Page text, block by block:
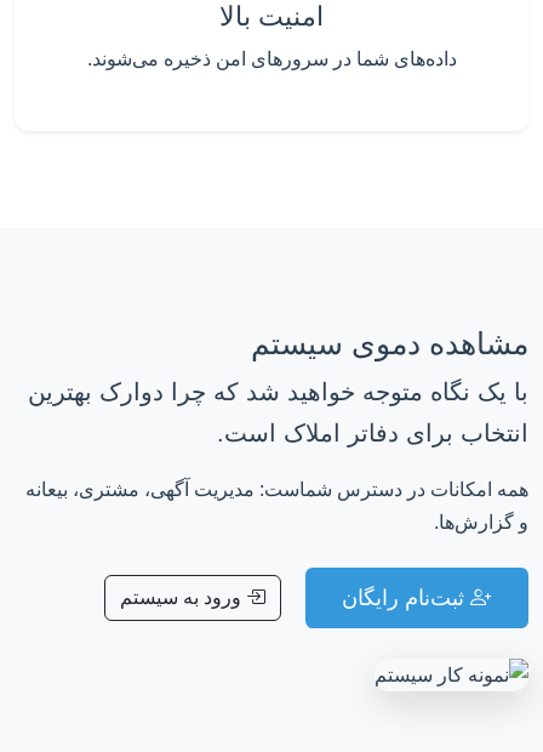
امنیت بالا
داده‌های شما در سرورهای امن ذخیره می‌شوند.
مشاهده دموی سیستم
با یک نگاه متوجه خواهید شد که چرا دوارک بهترین
انتخاب برای دفاتر املاک است.
همه امکانات در دسترس شماست: مدیریت آگهی، مشتری، بیعانه
و گزارش‌ها.
ثبت‌نام رایگان ورود به سیستم